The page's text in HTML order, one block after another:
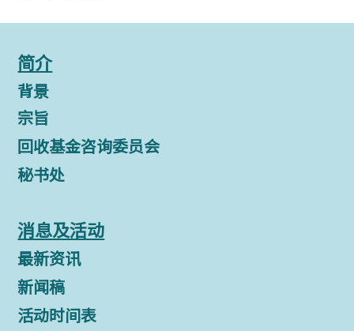
简介
背景
宗旨
回收基金咨询委员会
秘书处
消息及活动
最新资讯
新闻稿
活动时间表